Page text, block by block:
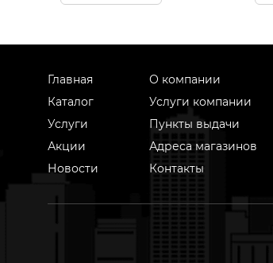
Главная
Каталог
Услуги
Акции
Новости
О компании
Услуги компании
Пункты выдачи
Адреса магазинов
Контакты